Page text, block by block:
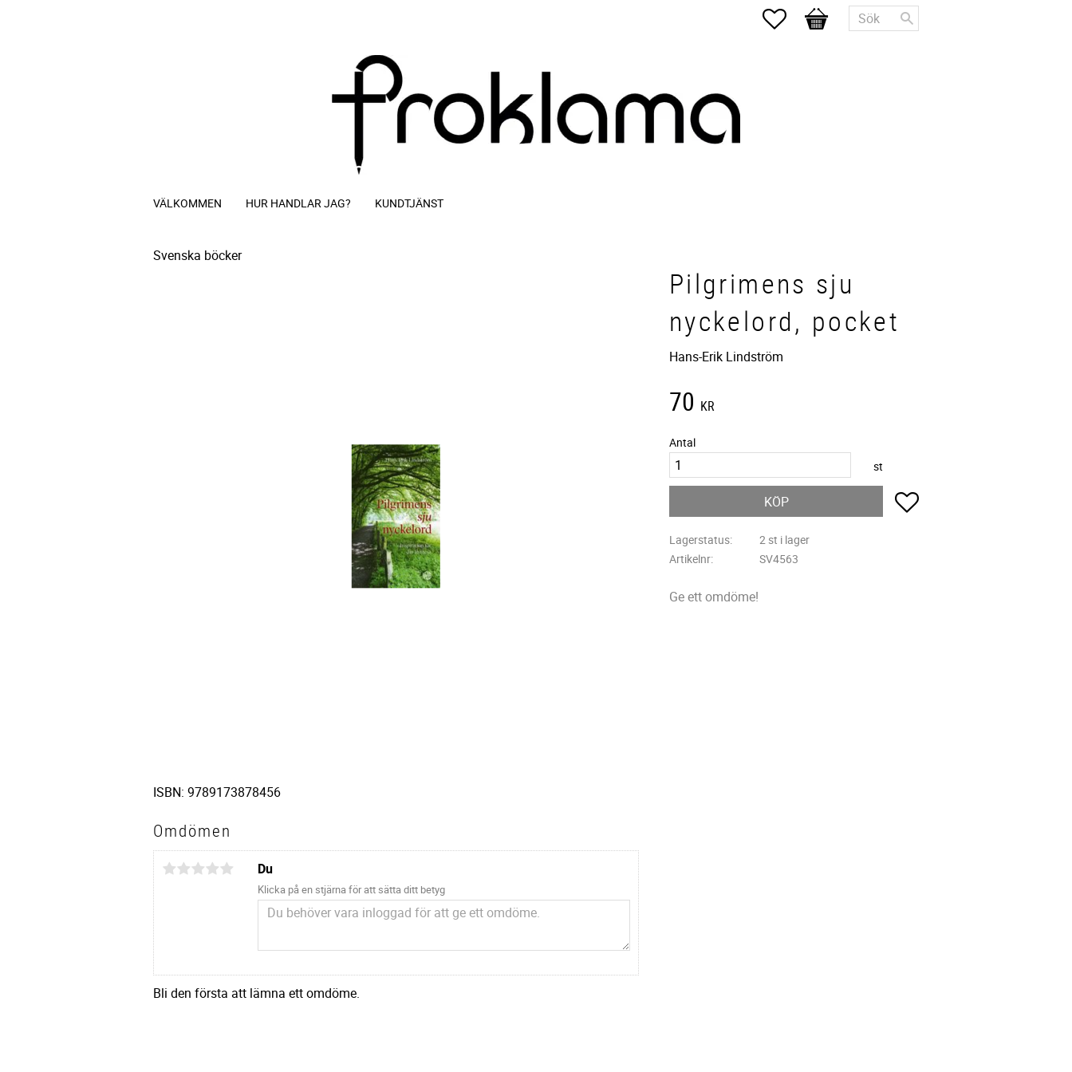
Favoriter
Kundvagn
VÄLKOMMEN HUR HANDLAR JAG? KUNDTJÄNST
Svenska böcker
Pilgrimens sju
nyckelord, pocket
Hans-Erik Lindström
70 KR
Antal
st
KÖP Lägg till i favoriter
Lagerstatus
2 st i lager
Artikelnr
SV4563
Ge ett omdöme!
ISBN: 9789173878456
Omdömen
Du
Klicka på en stjärna för att sätta ditt betyg
Bli den första att lämna ett omdöme.